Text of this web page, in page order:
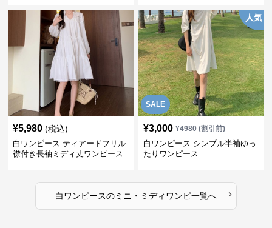
¥5,980 (税込)
白ワンピース ティアードフリル
襟付き長袖ミディ丈ワンピース
SALE
人気
¥3,000 ¥4980(割引前)
白ワンピース シンプル半袖ゆっ
たりワンピース
白ワンピースのミニ・ミディワンピ一覧へ ›